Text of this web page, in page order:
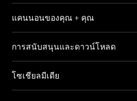
แคนนอนของคุณ + คุณ
การสนับสนุนและดาวน์โหลด
โซเชียลมีเดีย